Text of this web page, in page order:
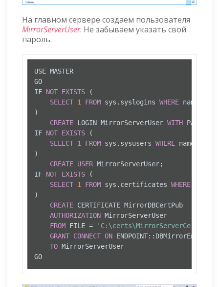
На главном сервере создаём пользователя
MirrorServerUser. Не забываем указать свой
пароль.
USE MASTER
GO
IF NOT EXISTS (
SELECT 1 FROM sys.syslogins WHERE name
)
CREATE LOGIN MirrorServerUser WITH
IF NOT EXISTS (
SELECT 1 FROM sys.sysusers WHERE name
)
CREATE USER MirrorServerUser;
IF NOT EXISTS (
SELECT 1 FROM sys.certificates WHERE
)
CREATE CERTIFICATE MirrorDBCertPub
AUTHORIZATION MirrorServerUser
FROM FILE =
'C:\certs\MirrorServerCert.cer'
GRANT CONNECT ON
TO MirrorServerUser
GO